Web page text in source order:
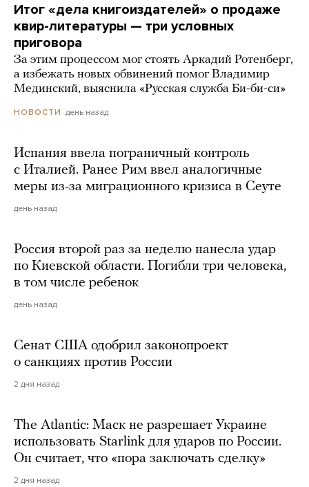
Итог «дела книгоиздателей» о продаже
квир-литературы — три условных
приговора
За этим процессом мог стоять Аркадий Ротенберг,
а избежать новых обвинений помог Владимир
Мединский, выяснила «Русская служба Би-би-си»
НОВОСТИ день назад
Испания ввела пограничный контроль
с Италией. Ранее Рим ввел аналогичные
меры из-за миграционного кризиса в Сеуте
день назад
Россия второй раз за неделю нанесла удар
по Киевской области. Погибли три человека,
в том числе ребенок
день назад
Сенат США одобрил законопроект
о санкциях против России
2 дня назад
The Atlantic: Маск не разрешает Украине
использовать Starlink для ударов по России.
Он считает, что «пора заключать сделку»
2 дня назад